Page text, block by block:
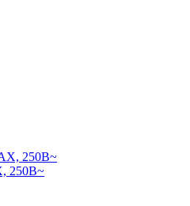
250В~